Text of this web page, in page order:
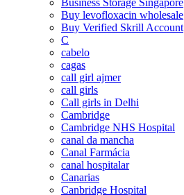
Buy levofloxacin wholesale
Buy Verified Skrill Account
C
cabelo
cagas
call girl ajmer
call girls
Call girls in Delhi
Cambridge
Cambridge NHS Hospital
canal da mancha
Canal Farmácia
canal hospitalar
Canarias
Canbridge Hospital